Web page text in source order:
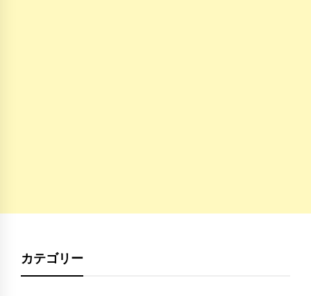
カテゴリー